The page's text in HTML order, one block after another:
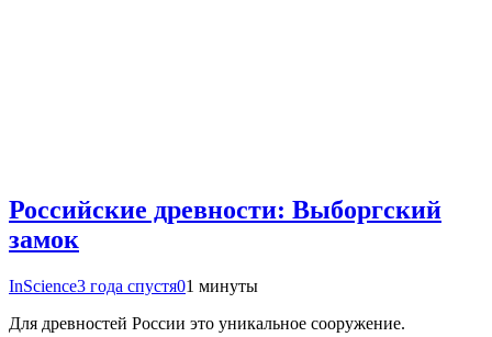
Российские древности: Выборгский
замок
InScience3 года спустя01 минуты
Для древностей России это уникальное сооружение.